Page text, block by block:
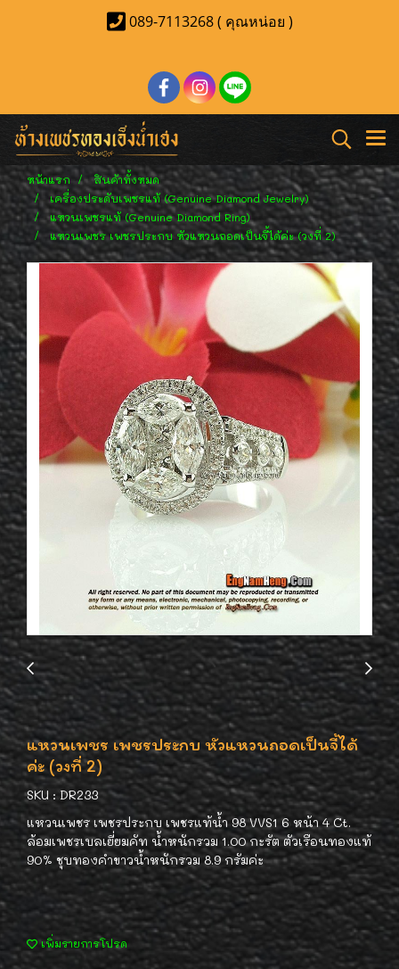
089-7113268 ( คุณหน่อย )
หน้าแรก
สินค้าทั้งหมด
เครื่องประดับเพชรแท้ (Genuine Diamond Jewelry)
แหวนเพชรแท้ (Genuine Diamond Ring)
แหวนเพชร เพชรประกบ หัวแหวนถอดเป็นจี้ได้ค่ะ (วงที่ 2)
แหวนเพชร เพชรประกบ หัวแหวนถอดเป็นจี้ได้
ค่ะ (วงที่ 2)
SKU : DR233
แหวนเพชร เพชรประกบ เพชรแท้น้ำ 98 VVS1 6 หน้า 4 Ct.
ล้อมเพชรเบลเยี่ยมคัท น้ำหนักรวม 1.00 กะรัต ตัวเรือนทองแท้
90% ชุบทองคำขาวน้ำหนักรวม 8.9 กรัมค่ะ
เพิ่มรายการโปรด